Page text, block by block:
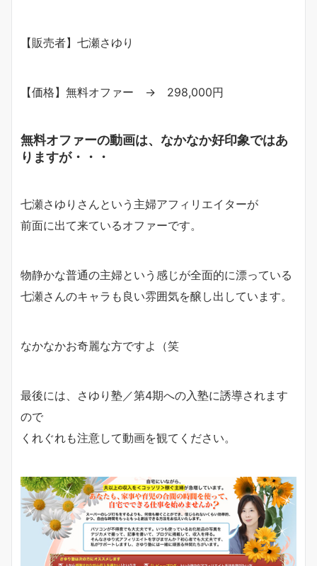
【販売者】七瀬さゆり
【価格】無料オファー → 298,000円
無料オファーの動画は、なかなか好印象ではあ
りますが・・・
七瀬さゆりさんという主婦アフィリエイターが
前面に出て来ているオファーです。
物静かな普通の主婦という感じが全面的に漂っている
七瀬さんのキャラも良い雰囲気を醸し出しています。
なかなかお奇麗な方ですよ（笑
最後には、さゆり塾／第4期への入塾に誘導されます
ので
くれぐれも注意して動画を観てください。